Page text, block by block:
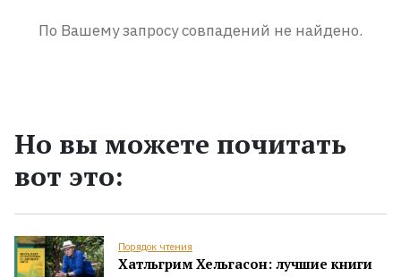
Экранизации
По Вашему запросу совпадений не найдено.
Но вы можете почитать
вот это:
Порядок чтения
Хатльгрим Хельгасон: лучшие книги